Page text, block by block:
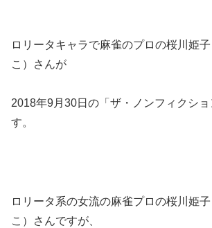
ロリータキャラで麻雀のプロの桜川姫
こ）さんが
2018年9月30日の「ザ・ノンフィクショ
す。
ロリータ系の女流の麻雀プロの桜川姫
こ）さんですが、